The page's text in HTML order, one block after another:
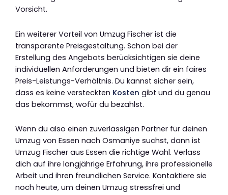
Vorsicht.
Ein weiterer Vorteil von Umzug Fischer ist die
transparente Preisgestaltung. Schon bei der
Erstellung des Angebots berücksichtigen sie deine
individuellen Anforderungen und bieten dir ein faires
Preis-Leistungs-Verhältnis. Du kannst sicher sein,
dass es keine versteckten Kosten gibt und du genau
das bekommst, wofür du bezahlst.
Wenn du also einen zuverlässigen Partner für deinen
Umzug von Essen nach Osmaniye suchst, dann ist
Umzug Fischer aus Essen die richtige Wahl. Verlass
dich auf ihre langjährige Erfahrung, ihre professionelle
Arbeit und ihren freundlichen Service. Kontaktiere sie
noch heute, um deinen Umzug stressfrei und